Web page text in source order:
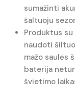
sumažinti
šaltuoju
Produktus
naudoti
mažo saulės
baterija
švietimo